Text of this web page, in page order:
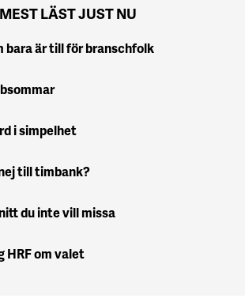
MEST LÄST JUST NU
bara är till för branschfolk
i simpelhet
till timbank?
du inte vill missa
HRF om valet